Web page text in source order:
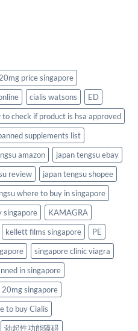
price singapore
cialis watsons
ED
to check if product is hsa approved
supplements list
amazon
japan tengsu ebay
review
japan tengsu shopee
where to buy in singapore
singapore
KAMAGRA
kellett films singapore
PE
singapore clinic viagra
in singapore
singapore
to buy Cialis
勃起性功能障碍